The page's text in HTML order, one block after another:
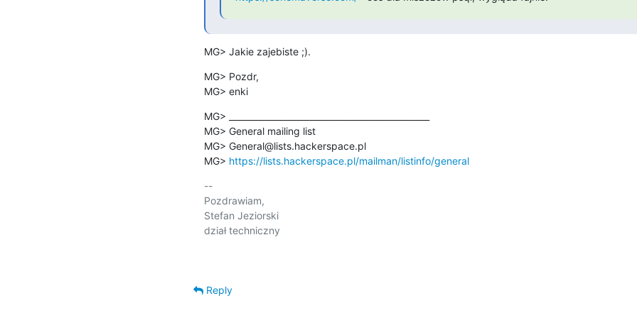
MG> Jakie zajebiste ;).
MG> Pozdr,
MG> enki
MG> _______________________________________________
MG> General mailing list
MG> General@lists.hackerspace.pl
MG> https://lists.hackerspace.pl/mailman/listinfo/general
--
Pozdrawiam,
Stefan Jeziorski
dział techniczny
Reply